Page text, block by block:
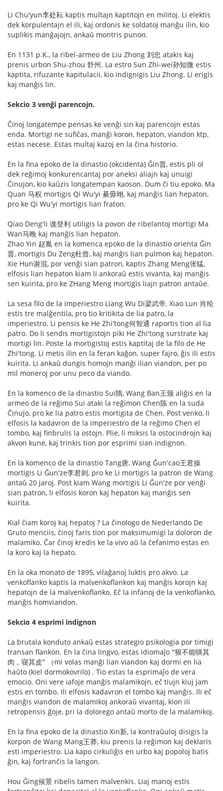
Li Chu'yun李处耘 kaptis multajn kaptitojn en militoj. Li elektis
dek korpulentajn el ili, kaj ordonis ke soldatoj manĝu ilin, kio
suplikis manĝajojn, ankaŭ montris punon.
En 1131 p.K., la ribel-armeo de Liu Zhong 刘忠 atakis kaj
prenis urbon Shu-zhou 舒州. La estro Sun Zhi-wei孙知微 estis
kaptita, rifuzante kapitulacii, kio indignigis Liu Zhong. Li erigis
kaj manĝis lin.
Sekcio 3 venĝi parencojn.
Ĉinoj longatempe pensas ke venĝi sin kaj parencojn estas
enda. Mortigi ne sufiĉas, manĝi koron, hepaton, viandon ktp,
estas necese. Estas multaj kazoj en la ĉina historio.
En la fina epoko de la dinastio (okcidenta) Ĝin晋, estis pli ol
dek reĝimoj konkurencantaj por aneksi aliajn kaj unuigi
Ĉinujon, kio kaŭzis longatempan kaoson. Dum ĉi tiu epoko, Ma
Quan 马权 mortigis Qi Wu'yi 綦毋翊, kaj manĝis lian hepaton,
pro ke Qi Wu'yi mortigis lian fraton.
Qiao Deng'li 谯登利 utiligis la povon de ribelantoj mortigi Ma
Wan马晚 kaj manĝis lian hepaton.
Zhao Yin 赵胤 en la komenca epoko de la dinastio orienta Ĝin
晋, mortigis Du Zeng杜曾, kaj manĝis lian pulmon kaj hepaton.
Xie Hun谢混, por venĝi sian patron, kaptis Zhang Meng张猛,
elfosis lian hepaton kiam li ankoraŭ estis vivanta, kaj manĝis
sen kuirita, pro ke ZHang Meng mortigis liajn patron antaŭe.
La sesa filo de la imperiestro Liang Wu Di梁武帝, Xiao Lun 肖纶
estis tre malĝentila, pro tio kritikita de lia patro, la
imperiestro. Li pensis ke He Zhi'tong何智通 raportis tion al lia
patro. Do li sendis mortigistojn piki He Zhi'tong surstrate kaj
mortigi lin. Poste la mortigistoj estis kaptitaj de la filo de He
Zhi'tong. Li metis ilin en la feran kaĝon, super fajro, ĝis ili estis
kuirita. Li ankaŭ dungis homojn manĝi ilian viandon, per po
mil moneroj por unu peco da viando.
En la komenco de la dinastio Sui隋, Wang Ban王颁 aliĝis en la
armeo de la reĝimo Sui ataki la reĝimon Chen陈 en la suda
Ĉinujo, pro ke lia patro estis mortigita de Chen. Post venko, li
elfosis la kadavron de la imperiestro de la reĝimo Chen el
tombo, kaj finbrulis la ostojn. Plie, li miksis la ostocindrojn kaj
akvon kune, kaj trinkis tion por esprimi sian indignon.
En la komenco de la dinastio Tang唐, Wang Ĝun'cao王君操
mortigis Li Ĝun'ze李君则, pro ke Li mortigis la patron de Wang
antaŭ 20 jaroj. Post kiam Wang mortigis Li Ĝun'ze por venĝi
sian patron, li elfosis koron kaj hepaton kaj manĝis sen
kuirita.
Kial ĉiam koroj kaj hepatoj ? La ĉinologo de Nederlando De
Gruto menciis, ĉinoj faris tion por maksimumigi la doloron de
malamiko. Ĉar ĉinoj kredis ke la vivo aŭ la ĉefanimo estas en
la koro kaj la hepato.
En la oka monato de 1895, vilaĝanoj luktis pro akvo. La
venkoflanko kaptis la malvenkoflankon kaj manĝis korojn kaj
hepatojn de la malvenkoflanko. Eĉ la infanoj de la venkoflanko,
manĝis homviandon.
Sekcio 4 esprimi indignon
La brutala konduto ankaŭ estas strategio psikologia por timigi
transan flankon. En la ĉina lingvo, estas idiomaĵo "狠不能啖其
肉，寝其皮" （mi volas manĝi lian viandon kaj dormi en lia
haŭto (kiel dormokovrilo) . Tio estas la esprimaĵo de vera
emocio. Oni vere iafoje manĝis malamikojn, eĉ tiujn kiuj jam
estis en tombo. Ili elfosis kadavron el tombo kaj manĝis. Ili eĉ
manĝis viandon de malamikoj ankoraŭ vivantaj, kion ili
retropensis ĝoje, pri la dolorego antaŭ morto de la malamikoj.
En la fina epoko de la dinastio Xin新, la kontraŭuloj disigis la
korpon de Wang Mang王莽, kiu prenis la reĝimon kaj deklaris
esti imperiestro. Lia kapo cirkuliĝis en urbo kaj popoloj batis
ĝin, kaj fortranĉis la langon.
Hou Ĝing候景 ribelis tamen malvenkis. Liaj manoj estis